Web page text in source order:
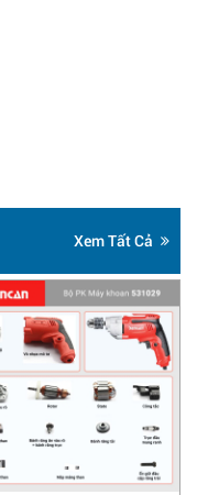
Xem Tất Cả